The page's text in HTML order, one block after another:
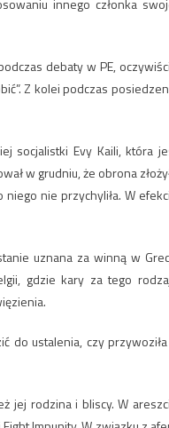
innego członka
debaty w PE,
Z kolei podczas
socjalistki Evy Kaili, która
w grudniu, że obrona
nie przychyliła. W
uznana za winną w
gdzie kary za tego
do ustalenia, czy
jej rodzina i bliscy. W